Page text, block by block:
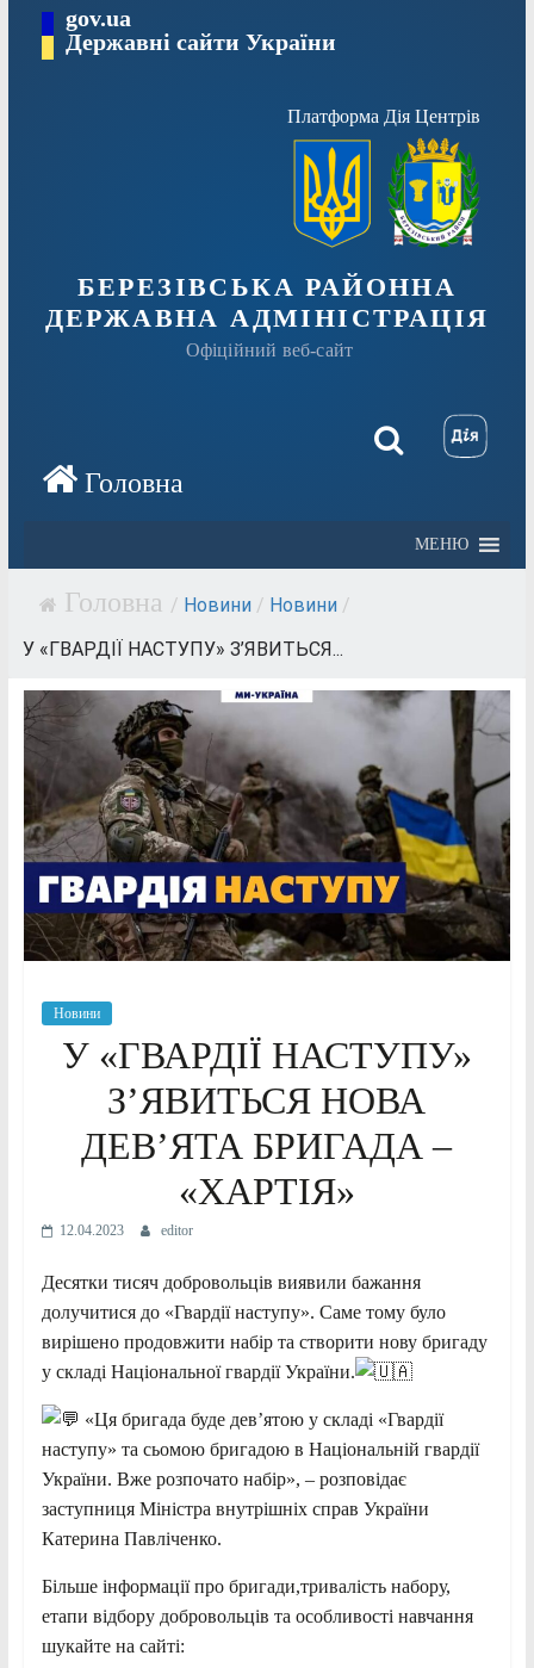
Перейтиgov.ua
Державні сайти України
Платформа Дія Центрів
БЕРЕЗІВСЬКА РАЙОННА
ДЕРЖАВНА АДМІНІСТРАЦІЯ
Офіційний веб-сайт
МЕНЮ
/ Новини / Новини /
У «ГВАРДІЇ НАСТУПУ» З’ЯВИТЬСЯ...
Новини
У «ГВАРДІЇ НАСТУПУ»
З’ЯВИТЬСЯ НОВА
ДЕВ’ЯТА БРИГАДА –
«ХАРТІЯ»
12.04.2023 editor
Десятки тисяч добровольців виявили бажання
долучитися до «Гвардії наступу». Саме тому було
вирішено продовжити набір та створити нову бригаду
у складі Національної гвардії України.
«Ця бригада буде дев’ятою у складі «Гвардії
наступу» та сьомою бригадою в Національній гвардії
України. Вже розпочато набір», – розповідає
заступниця Міністра внутрішніх справ України
Катерина Павліченко.
Більше інформації про бригади,тривалість набору,
етапи відбору добровольців та особливості навчання
шукайте на сайті: